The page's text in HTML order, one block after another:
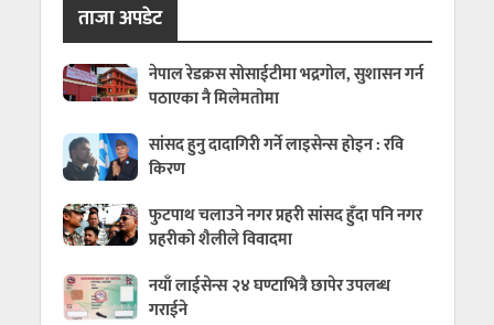
ताजा अपडेट
नेपाल रेडक्रस सोसाईटीमा भद्रगोल, सुशासन गर्न
पठाएका नै मिलेमतोमा
सांसद हुनु दादागिरी गर्ने लाइसेन्स होइन : रवि
किरण
फुटपाथ चलाउने नगर प्रहरी सांसद हुँदा पनि नगर
प्रहरीको शैलीले विवादमा
नयाँ लाईसेन्स २४ घण्टाभित्रै छापेर उपलब्ध
गराईने